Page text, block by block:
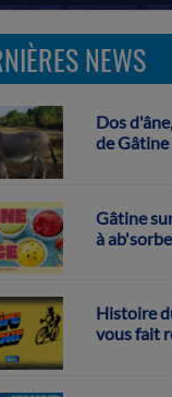
NEWS
Dos
de Gâtine
Gâtine
à
Histoire
vous fait